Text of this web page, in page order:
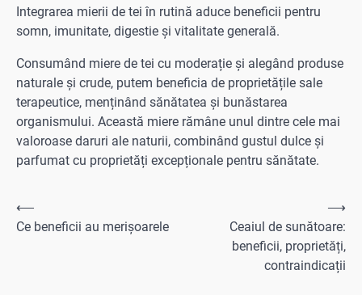
Integrarea mierii de tei în rutină aduce beneficii pentru
somn, imunitate, digestie și vitalitate generală.
Consumând miere de tei cu moderație și alegând produse
naturale și crude, putem beneficia de proprietățile sale
terapeutice, menținând sănătatea și bunăstarea
organismului. Această miere rămâne unul dintre cele mai
valoroase daruri ale naturii, combinând gustul dulce și
parfumat cu proprietăți excepționale pentru sănătate.
Navigare
în
⟵
Ce beneficii au merișoarele
Ceaiul de sunătoare:
beneficii, proprietăți,
contraindicații
⟶